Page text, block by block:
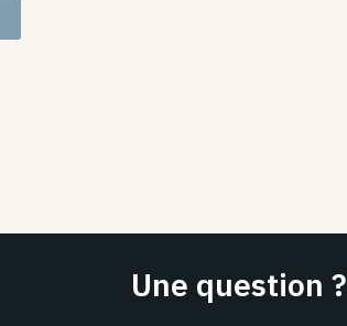
Une question ?